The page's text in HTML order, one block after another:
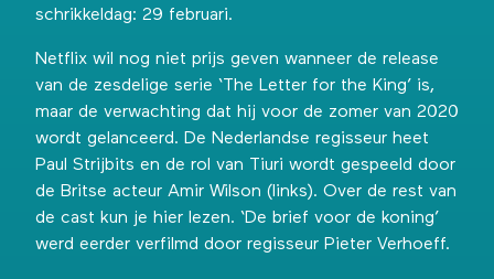
schrikkeldag: 29 februari.
Netflix wil nog niet prijs geven wanneer de release
van de zesdelige serie ‘The Letter for the King’ is,
maar de verwachting dat hij voor de zomer van 2020
wordt gelanceerd. De Nederlandse regisseur heet
Paul Strijbits en de rol van Tiuri wordt gespeeld door
de Britse acteur Amir Wilson (links). Over de rest van
de cast kun je hier lezen. ‘De brief voor de koning’
werd eerder verfilmd door regisseur Pieter Verhoeff.